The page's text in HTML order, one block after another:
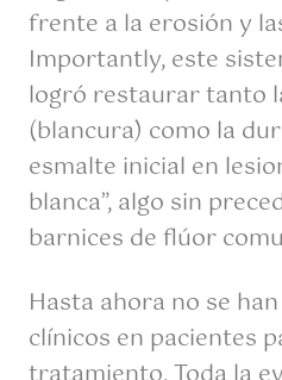
frente a la erosión y
Importantly, este
logró restaurar tanto
(blancura) como la
esmalte inicial en
blanca”, algo sin
barnices de flúor
Hasta ahora no se
clínicos en pacientes